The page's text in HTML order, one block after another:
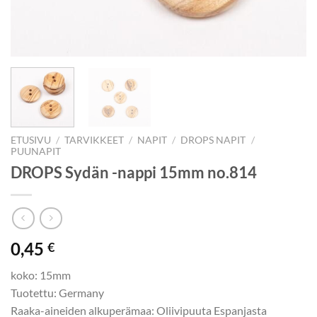
ETUSIVU / TARVIKKEET / NAPIT / DROPS NAPIT /
PUUNAPIT
DROPS Sydän -nappi 15mm no.814
0,45 €
koko: 15mm
Tuotettu: Germany
Raaka-aineiden alkuperämaa: Oliivipuuta Espanjasta